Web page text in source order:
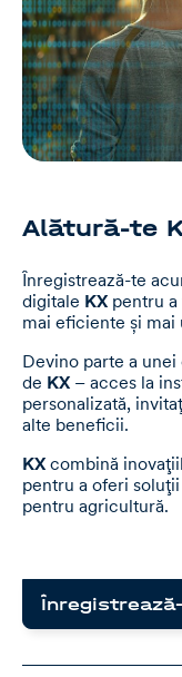
Alătură-te
Înregistrează-te
digitale KX pentru
mai eficiente și mai
Devino parte a
de KX – acces la
personalizată,
alte beneficii.
KX combină
pentru a oferi
pentru agricultură.